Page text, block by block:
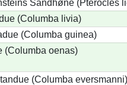
Sandhøne (Pterocles
(Columba livia)
(Columba guinea)
(Columba oenas)
(Columba eversmanni)